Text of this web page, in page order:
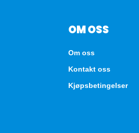
OM OSS
Om oss
Kontakt oss
Kjøpsbetingelser